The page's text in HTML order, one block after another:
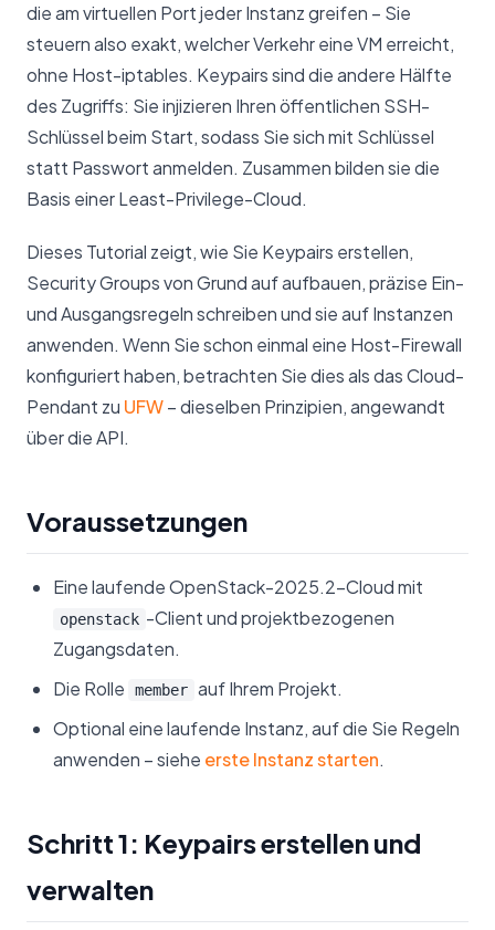
die am virtuellen Port jeder Instanz greifen – Sie
steuern also exakt, welcher Verkehr eine VM erreicht,
ohne Host-iptables. Keypairs sind die andere Hälfte
des Zugriffs: Sie injizieren Ihren öffentlichen SSH-
Schlüssel beim Start, sodass Sie sich mit Schlüssel
statt Passwort anmelden. Zusammen bilden sie die
Basis einer Least-Privilege-Cloud.
Dieses Tutorial zeigt, wie Sie Keypairs erstellen,
Security Groups von Grund auf aufbauen, präzise Ein-
und Ausgangsregeln schreiben und sie auf Instanzen
anwenden. Wenn Sie schon einmal eine Host-Firewall
konfiguriert haben, betrachten Sie dies als das Cloud-
Pendant zu UFW– dieselben Prinzipien, angewandt
über die API.
Voraussetzungen
Eine laufende OpenStack-2025.2-Cloud mit
openstack -Client und projektbezogenen
Zugangsdaten.
Die Rolle
member auf Ihrem Projekt.
Optional eine laufende Instanz, auf die Sie Regeln
anwenden – siehe erste Instanz starten.
Schritt 1: Keypairs erstellen und
verwalten